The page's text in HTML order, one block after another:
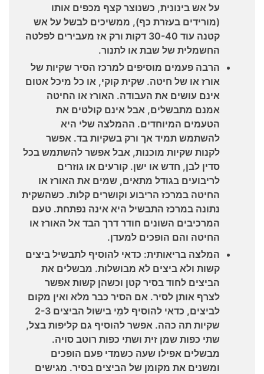
על אש בינונית, כשנוצר קצף מכפים אותו
(מורידים בעזרת כף), ממשיכים לבשל על אש
קטנה עוד 30-40 דקות ורק אז מעבירים לפלטה
החשמלית של שבת או לתנור.
הרבה פעמים מוסיפים למרכז הסיר שקיות של
אורז או של חיטה. שקית קוקי, או כל מיכל אטום
אינם עושים את העבודה. האורז או החיטה
אמנם מתבשלים, אבל אינם קולטים את
הטעמים המיוחדים. ההמלצה שלי היא
להשתמש תמיד אך ורק בשקיות בד. אפשר
לקנות שקיות מוכנות, אבל אפשר להשתמש בכל
סדין לבן, חדש או ישן. קורעים או גוזרים
לריבועים בגודל מתאים, שמים את האורז או
החיטה במרכז הריבוע וקושרים קלות. כשהשקית
נתונה במרכז התבשיל היא אינה נפתחת. טעם
המרכיבים השונים חודר דרך הבד אל האורז או
החיטה והם הופכים למעדן.
המלצה בריאותית: כדאי להוסיף לתבשיל ביצים
קשות ולא ביצים לא מבושלות. מבשלים את
הביצים לחוד בסיר קטן וכשהן קשות אפשר
לצרף אותן לסיר. אם הסיר כבר מלא ואין מקום
לביצים, כדאי להוסיף למֵי בישול הביצים 2-3
שקיות תה כהה. אפשר להוסיף גם קליפות בצל,
שתי כפות שמן זית ושתי כפות רוטב סויה.
מבשלים אפילו שעה כשמדי פעם הופכים
ומשנים את מקומן של הביצים בסיר. מגישים